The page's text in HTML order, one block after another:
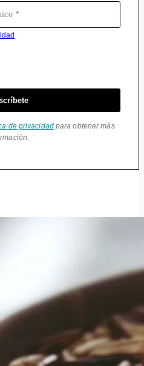
de privacidadpara obtener más